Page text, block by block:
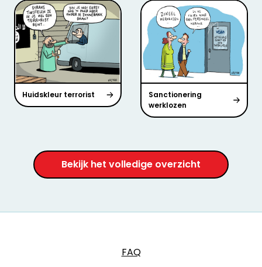
Huidskleur terrorist
Sanctionering
werklozen
Bekijk het volledige overzicht
FAQ